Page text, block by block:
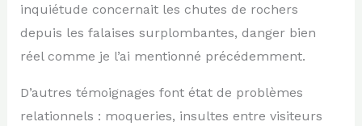
inquiétude concernait les chutes de rochers
depuis les falaises surplombantes, danger bien
réel comme je l’ai mentionné précédemment.
D’autres témoignages font état de problèmes
relationnels : moqueries, insultes entre visiteurs